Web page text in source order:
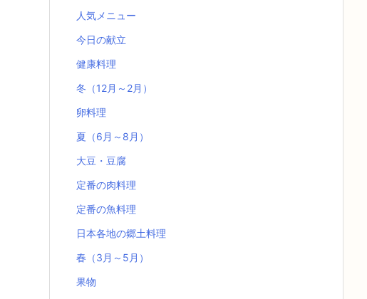
人気メニュー
今日の献立
健康料理
冬（12月～2月）
卵料理
夏（6月～8月）
大豆・豆腐
定番の肉料理
定番の魚料理
日本各地の郷土料理
春（3月～5月）
果物